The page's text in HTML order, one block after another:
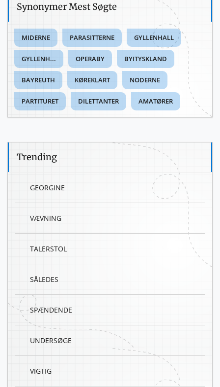
Synonymer Mest Søgte
MIDERNE PARASITTERNE GYLLENHALL
GYLLENH... OPERABY BYITYSKLAND
BAYREUTH KØREKLART NODERNE
PARTITURET DILETTANTER AMATØRER
Trending
GEORGINE
VÆVNING
TALERSTOL
SÅLEDES
SPÆNDENDE
UNDERSØGE
VIGTIG